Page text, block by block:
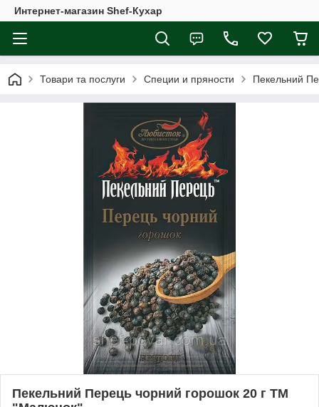
Интернет-магазин Shef-Кухар
Товари та послуги Специи и пряности Пекельний
Пекельний Перець чорний горошок 20 г ТМ